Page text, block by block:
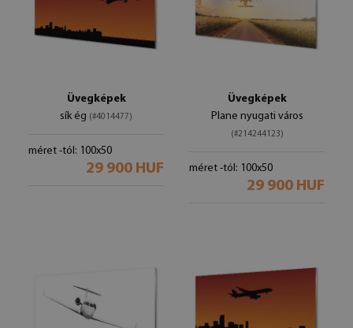
Üvegképek
sík ég (#4014477)
méret -tól: 100x50
29 900 HUF
Üvegképek
Plane nyugati város
(#214244123)
méret -tól: 100x50
29 900 HUF